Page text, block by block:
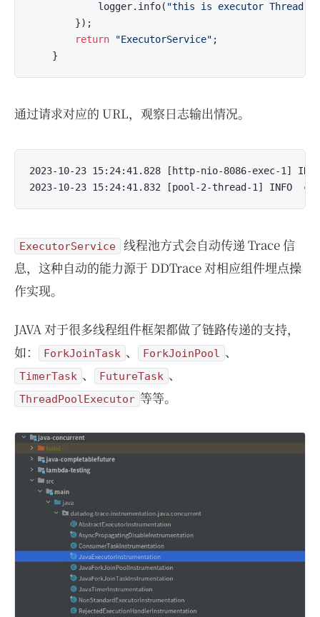
            logger.info(
"this is executor Thread."
        });
return
"ExecutorService" ;
通过请求对应的 URL，观察日志输出情况。
2023-10-23 15:24:41.828 [http-nio-8086-exec-1]
ExecutorService
线程池方式会自动传递 Trace 信
息，这种自动的能力源于 DDTrace 对相应组件埋点操
作实现。
JAVA 对于很多线程组件框架都做了链路传递的支持，
如：
ForkJoinTask 、 ForkJoinPool 、
TimerTask 、 FutureTask 、
ThreadPoolExecutor 等等。